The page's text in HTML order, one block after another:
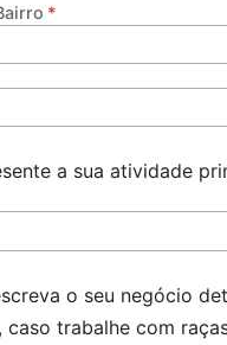
a sua atividade
o seu negócio
trabalhe com